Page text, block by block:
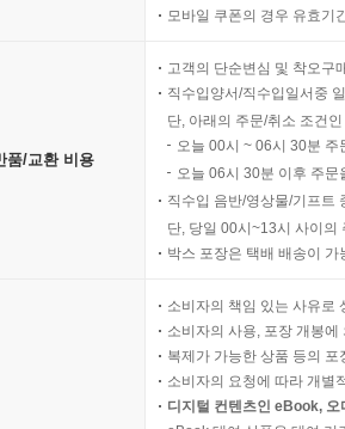
모바일 쿠폰의 경우 유효기
품/교환 비용
고객의 단순변심 및 착오구
직수입양서/직수입일서중
단, 아래의 주문/취소 조건
오늘 00시 ~ 06시 30분
오늘 06시 30분 이후 주
직수입 음반/영상물/기프트
단, 당일 00시~13시 사이의
박스 포장은 택배 배송이
소비자의 책임 있는 사유로
소비자의 사용, 포장 개봉
복제가 가능한 상품 등의
소비자의 요청에 따라 개별
디지털 컨텐츠인 eBook,